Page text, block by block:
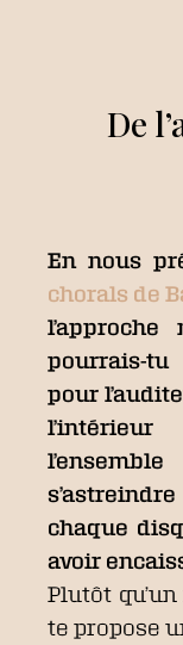
De
En nous
chorals de
pourrais-tu
pour
chaque
avoir
Plutôt
te propose